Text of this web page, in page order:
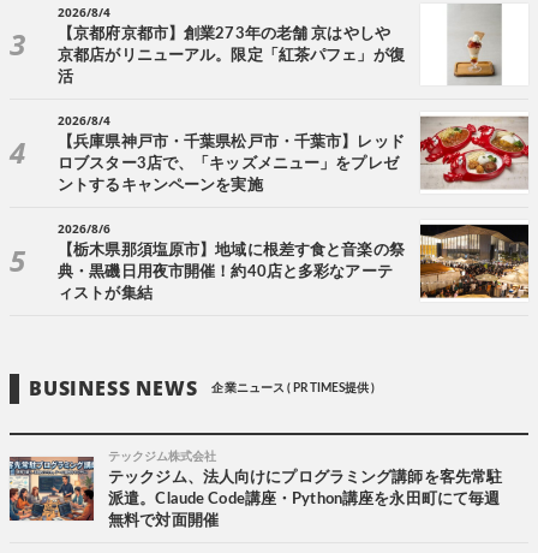
2026/8/4
【京都府京都市】創業273年の老舗 京はやしや
京都店がリニューアル。限定「紅茶パフェ」が復
活
2026/8/4
【兵庫県神戸市・千葉県松戸市・千葉市】レッド
ロブスター3店で、「キッズメニュー」をプレゼ
ントするキャンペーンを実施
2026/8/6
【栃木県那須塩原市】地域に根差す食と音楽の祭
典・黒磯日用夜市開催！約40店と多彩なアーテ
ィストが集結
BUSINESS NEWS 企業ニュース ( PR TIMES提供 )
テックジム株式会社
テックジム、法人向けにプログラミング講師を客先常駐
派遣。Claude Code講座・Python講座を永田町にて毎週
無料で対面開催